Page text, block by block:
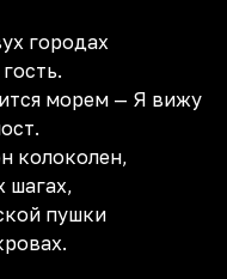
городах
морем — Я вижу
колоколен,
шагах,
пушки